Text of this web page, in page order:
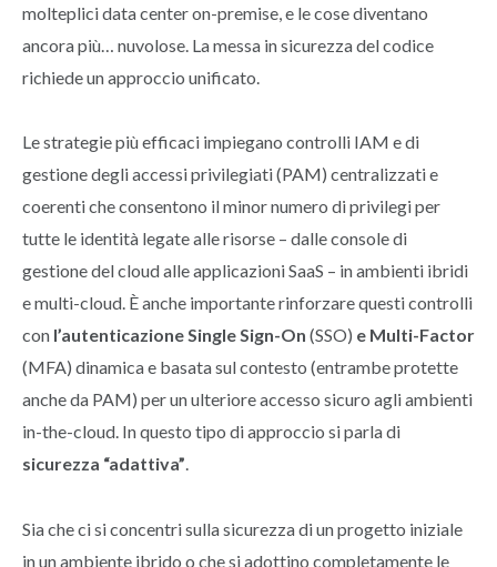
molteplici data center on-premise, e le cose diventano
ancora più… nuvolose. La messa in sicurezza del codice
richiede un approccio unificato.
Le strategie più efficaci impiegano controlli IAM e di
gestione degli accessi privilegiati (PAM) centralizzati e
coerenti che consentono il minor numero di privilegi per
tutte le identità legate alle risorse – dalle console di
gestione del cloud alle applicazioni SaaS – in ambienti ibridi
e multi-cloud. È anche importante rinforzare questi controlli
con l’autenticazione Single Sign-On (SSO) e Multi-Factor
(MFA) dinamica e basata sul contesto (entrambe protette
anche da PAM) per un ulteriore accesso sicuro agli ambienti
in-the-cloud. In questo tipo di approccio si parla di
sicurezza “adattiva”.
Sia che ci si concentri sulla sicurezza di un progetto iniziale
in un ambiente ibrido o che si adottino completamente le